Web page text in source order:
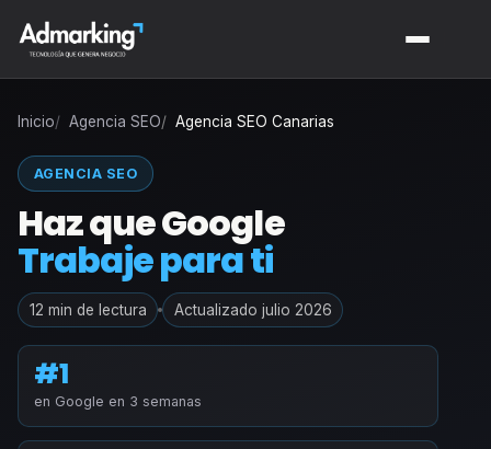
Inicio Agencia SEO Agencia SEO Canarias
AGENCIA SEO
Haz que Google
Trabaje para ti
12 min de lectura Actualizado julio 2026
#1
en Google en 3 semanas